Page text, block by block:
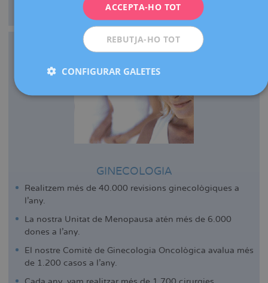
GINECOLOGIA
Realitzem més de 40.000 revisions ginecològiques a
l'any.
La nostra Unitat de Menopausa atén més de 6.000
dones a l'any.
El nostre Comitè de Ginecologia Oncològica avalua més
de 1.200 casos a l'any.
ACCEPTA-HO TOT
REBUTJA-HO TOT
CONFIGURAR GALETES